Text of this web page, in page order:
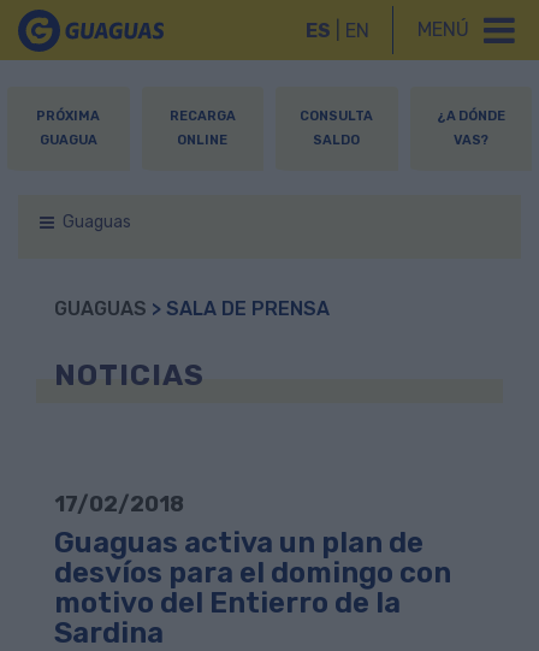
MENÚ
ES EN
PRÓXIMA
GUAGUA
RECARGA
ONLINE
CONSULTA
SALDO
¿A DÓNDE
VAS?
Guaguas
GUAGUAS > SALA DE PRENSA
NOTICIAS
17/02/2018
Guaguas activa un plan de
desvíos para el domingo con
motivo del Entierro de la
Sardina